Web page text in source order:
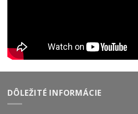
DÔLEŽITÉ INFORMÁCIE